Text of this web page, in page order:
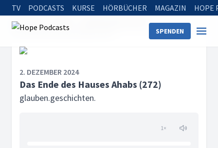
TV PODCASTS KURSE HÖRBÜCHER MAGAZIN HOPE
SPENDEN
Startseite
glauben.geschichten.
Das Ende des Hauses Ahabs (272)
2. DEZEMBER 2024
Das Ende des Hauses Ahabs (272)
glauben.geschichten.
1×